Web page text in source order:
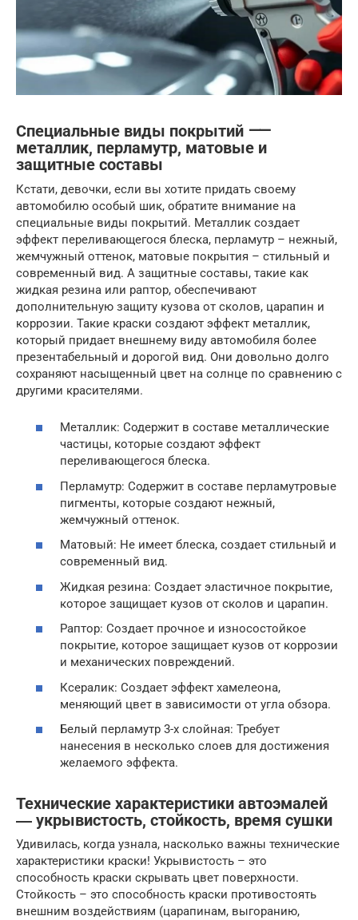
Специальные виды покрытий ⸺
металлик, перламутр, матовые и
защитные составы
Кстати, девочки, если вы хотите придать своему
автомобилю особый шик, обратите внимание на
специальные виды покрытий. Металлик создает
эффект переливающегося блеска, перламутр – нежный,
жемчужный оттенок, матовые покрытия – стильный и
современный вид. А защитные составы, такие как
жидкая резина или раптор, обеспечивают
дополнительную защиту кузова от сколов, царапин и
коррозии. Такие краски создают эффект металлик,
который придает внешнему виду автомобиля более
презентабельный и дорогой вид. Они довольно долго
сохраняют насыщенный цвет на солнце по сравнению с
другими красителями.
Металлик: Содержит в составе металлические
частицы, которые создают эффект
переливающегося блеска.
Перламутр: Содержит в составе перламутровые
пигменты, которые создают нежный,
жемчужный оттенок.
Матовый: Не имеет блеска, создает стильный и
современный вид.
Жидкая резина: Создает эластичное покрытие,
которое защищает кузов от сколов и царапин.
Раптор: Создает прочное и износостойкое
покрытие, которое защищает кузов от коррозии
и механических повреждений.
Ксералик: Создает эффект хамелеона,
меняющий цвет в зависимости от угла обзора.
Белый перламутр 3-х слойная: Требует
нанесения в несколько слоев для достижения
желаемого эффекта.
Технические характеристики автоэмалей
― укрывистость, стойкость, время сушки
Удивилась, когда узнала, насколько важны технические
характеристики краски! Укрывистость – это
способность краски скрывать цвет поверхности.
Стойкость – это способность краски противостоять
внешним воздействиям (царапинам, выгоранию,